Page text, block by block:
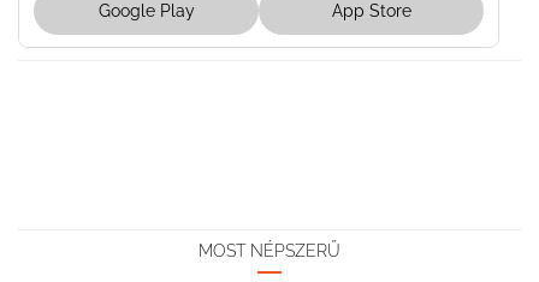
Google Play App Store
MOST NÉPSZERŰ